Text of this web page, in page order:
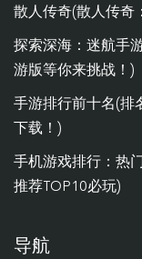
散人传奇(散人传奇
探索深海：迷航手
游版等你来挑战！)
手游排行前十名(排
下载！)
手机游戏排行：热
推荐TOP10必玩)
导航